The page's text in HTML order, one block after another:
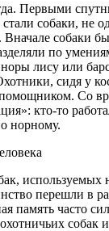
Первыми
собаки, не
собаки
по
лису или
сидя у
Со
кто-то
норному.
используемых
перешли в
память часто
собак